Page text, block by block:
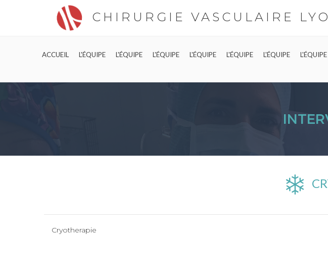
CHIRURGIE VASCULAIRE
ACCUEIL L'ÉQUIPE L'ÉQUIPE L'ÉQUIPE L'ÉQUIPE L'ÉQUIPE L'ÉQUIPE L'ÉQUIPE
Cryotherapie